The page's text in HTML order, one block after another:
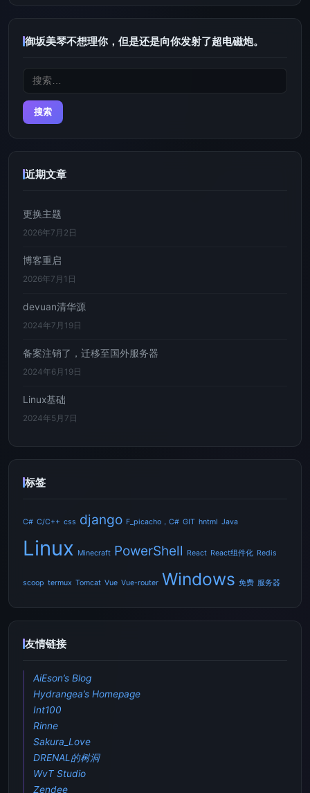
御坂美琴不想理你，但是还是向你发射了超电磁炮。
搜
近期文章
更换主题
2026年7月2日
博客重启
2026年7月1日
devuan清华源
2024年7月19日
备案注销了，迁移至国外服务器
2024年6月19日
Linux基础
2024年5月7日
标签
C# C/C++ css django F_picacho，C# GIT hntml Java
Linux Minecraft PowerShell React React组件化 Redis
scoop termux Tomcat Vue Vue-router Windows 免费 服务器
友情链接
AiEson’s Blog
Hydrangea’s Homepage
Int100
Rinne
Sakura_Love
DRENAL的树洞
WvT Studio
Zendee